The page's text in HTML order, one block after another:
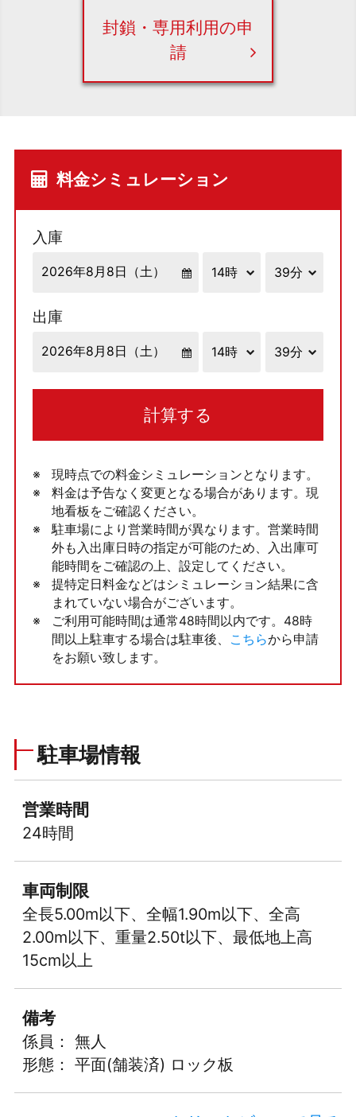
封鎖・専用利用の申
請
料金シミュレーション
入庫
出庫
計算する
現時点での料金シミュレーションとなります。
料金は予告なく変更となる場合があります。現
地看板をご確認ください。
駐車場により営業時間が異なります。営業時間
外も入出庫日時の指定が可能のため、入出庫可
能時間をご確認の上、設定してください。
提特定日料金などはシミュレーション結果に含
まれていない場合がございます。
ご利用可能時間は通常48時間以内です。48時
間以上駐車する場合は駐車後、
こちらから申請
をお願い致します。
駐車場情報
営業時間
24時間
車両制限
全長5.00m以下、全幅1.90m以下、全高
2.00m以下、重量2.50t以下、最低地上高
15cm以上
備考
係員： 無人
形態： 平面(舗装済) ロック板